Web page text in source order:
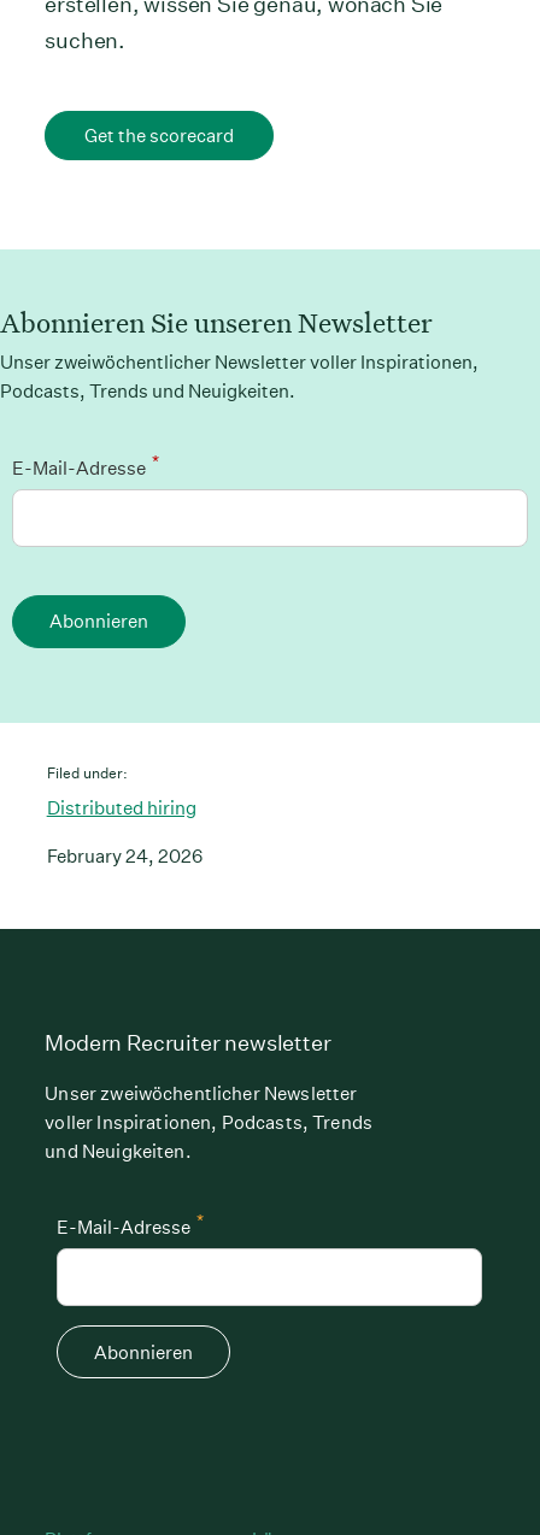
suchen.
Get the scorecard
Abonnieren Sie unseren Newsletter
Unser zweiwöchentlicher Newsletter voller Inspirationen,
Podcasts, Trends und Neuigkeiten.
*
E-Mail-Adresse
Abonnieren
Filed under:
Distributed hiring
February 24, 2026
Modern Recruiter newsletter
Unser zweiwöchentlicher Newsletter
voller Inspirationen, Podcasts, Trends
und Neuigkeiten.
*
E-Mail-Adresse
Abonnieren